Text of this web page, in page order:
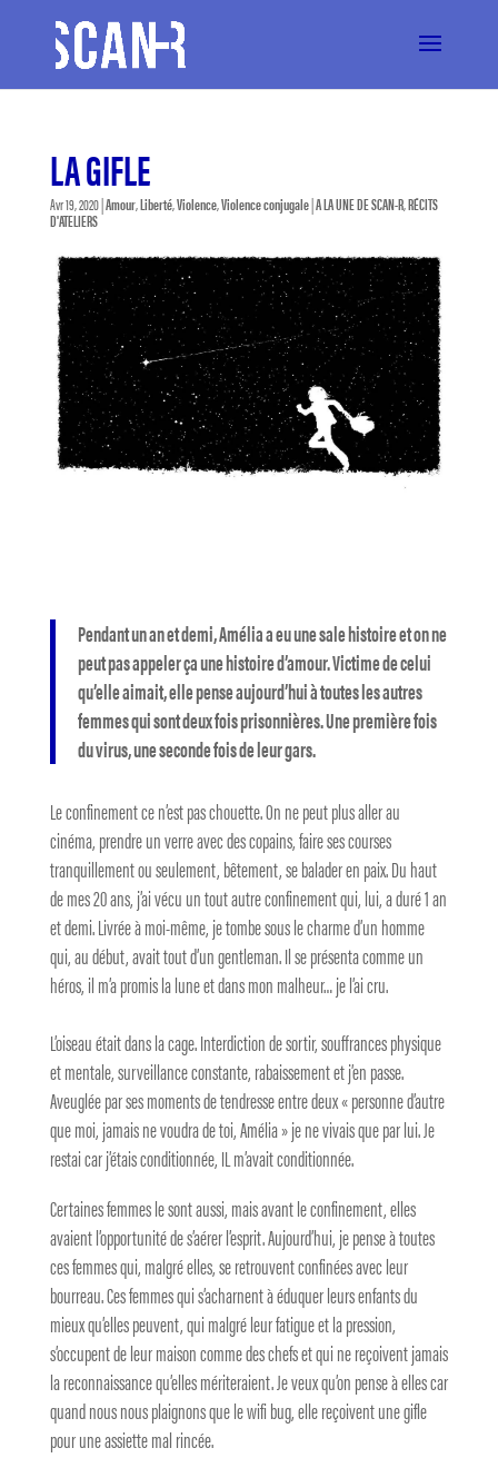
LA GIFLE
Avr 19, 2020|Amour,Liberté,Violence,Violence conjugale|A LA UNE DE SCAN-R,RÉCITS
D'ATELIERS
Pendant un an et demi, Amélia a eu une sale histoire et on ne
peut pas appeler ça une histoire d’amour. Victime de celui
qu’elle aimait, elle pense aujourd’hui à toutes les autres
femmes qui sont deux fois prisonnières. Une première fois
du virus, une seconde fois de leur gars.
Le confinement ce n’est pas chouette. On ne peut plus aller au
cinéma, prendre un verre avec des copains, faire ses courses
tranquillement ou seulement, bêtement, se balader en paix. Du haut
de mes 20 ans, j’ai vécu un tout autre confinement qui, lui, a duré 1 an
et demi. Livrée à moi-même, je tombe sous le charme d’un homme
qui, au début, avait tout d’un gentleman. Il se présenta comme un
héros, il m’a promis la lune et dans mon malheur… je l’ai cru.
L’oiseau était dans la cage. Interdiction de sortir, souffrances physique
et mentale, surveillance constante, rabaissement et j’en passe.
Aveuglée par ses moments de tendresse entre deux « personne d’autre
que moi, jamais ne voudra de toi, Amélia » je ne vivais que par lui. Je
restai car j’étais conditionnée, IL m’avait conditionnée.
Certaines femmes le sont aussi, mais avant le confinement, elles
avaient l’opportunité de s’aérer l’esprit. Aujourd’hui, je pense à toutes
ces femmes qui, malgré elles, se retrouvent confinées avec leur
bourreau. Ces femmes qui s’acharnent à éduquer leurs enfants du
mieux qu’elles peuvent, qui malgré leur fatigue et la pression,
s’occupent de leur maison comme des chefs et qui ne reçoivent jamais
la reconnaissance qu’elles mériteraient. Je veux qu’on pense à elles car
quand nous nous plaignons que le wifi bug, elle reçoivent une gifle
pour une assiette mal rincée.